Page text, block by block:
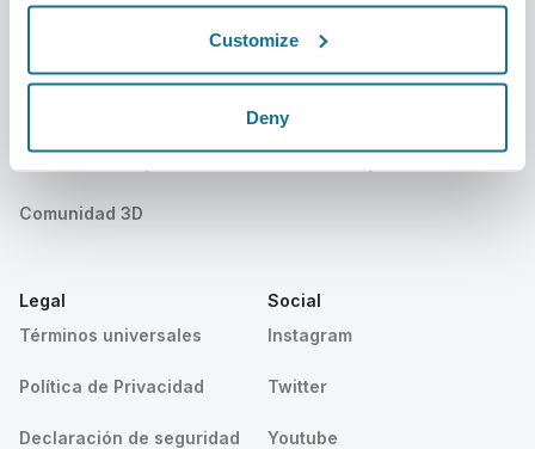
Customize
Deny
Pacientes
Comunidad 3D
Soporte
Contáctanos
Legal
Términos universales
Política de Privacidad
Declaración de seguridad
Social
Instagram
Twitter
Youtube